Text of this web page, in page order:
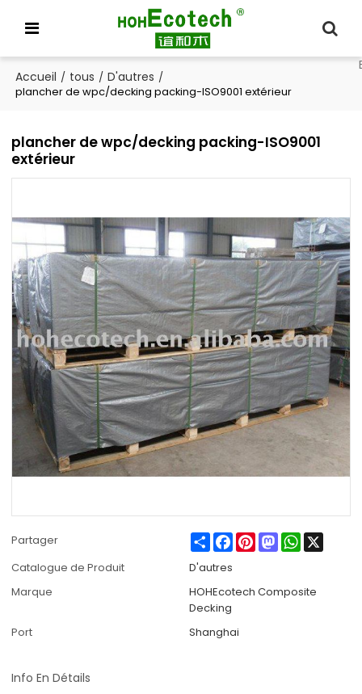
Accueil / tous / D'autres /
plancher de wpc/decking packing-ISO9001 extérieur
plancher de wpc/decking packing-ISO9001
extérieur
Partager ShareFacebook
PinterestMastodonWhatsApp
X
Catalogue de Produit
D'autres
Marque
HOHEcotech Composite
Decking
Port
Shanghai
Info En Détails